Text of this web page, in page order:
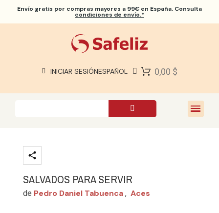
Envío gratis por compras mayores a 99€ en España. Consulta
condiciones de envío.*
INICIAR SESIÓNESPAÑOL 0,00 $
SALVADOS PARA SERVIR
de Pedro Daniel Tabuenca , Aces